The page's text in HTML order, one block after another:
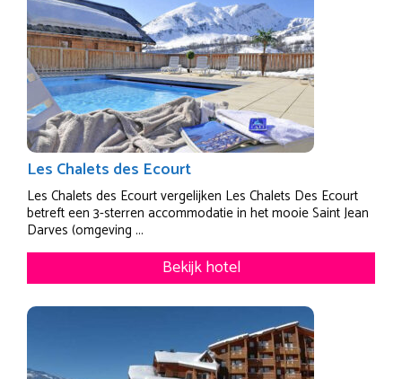
Les Chalets des Ecourt
Les Chalets des Ecourt vergelijken Les Chalets Des Ecourt
betreft een 3-sterren accommodatie in het mooie Saint Jean
Darves (omgeving ...
Bekijk hotel